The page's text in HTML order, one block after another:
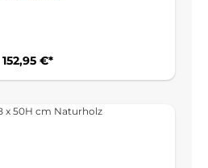
152,95 €*